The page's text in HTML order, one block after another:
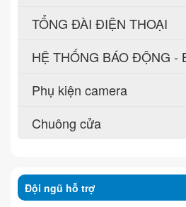
TỔNG ĐÀI ĐIỆN THOẠI
HỆ THỐNG BÁO ĐỘNG -
Phụ kiện camera
Chuông cửa
Đội ngũ hỗ trợ